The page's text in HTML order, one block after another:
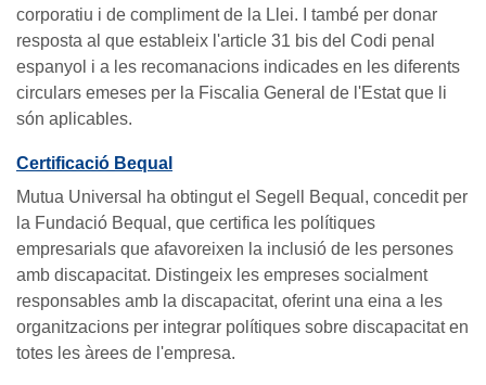
corporatiu i de compliment de la Llei. I també per donar
resposta al que estableix l'article 31 bis del Codi penal
espanyol i a les recomanacions indicades en les diferents
circulars emeses per la Fiscalia General de l'Estat que li
són aplicables.
Certificació Bequal
Mutua Universal ha obtingut el Segell Bequal, concedit per
la Fundació Bequal, que certifica les polítiques
empresarials que afavoreixen la inclusió de les persones
amb discapacitat. Distingeix les empreses socialment
responsables amb la discapacitat, oferint una eina a les
organitzacions per integrar polítiques sobre discapacitat en
totes les àrees de l'empresa.